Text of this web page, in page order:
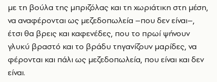
με τη βούλα της μπριζόλας και τη χωριάτικη στη μέση,
να αναφέρονται ως μεζεδοπωλεία –που δεν είναι–,
έτσι θα βρεις και καφενέδες, που το πρωί ψήνουν
γλυκύ βραστό και το βράδυ τηγανίζουν μαρίδες, να
φέρονται και πάλι ως μεζεδοπωλεία, που είναι και δεν
είναι.